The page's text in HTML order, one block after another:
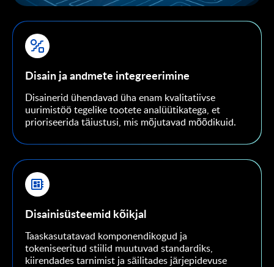
Disain ja andmete integreerimine
Disainerid ühendavad üha enam kvalitatiivse
uurimistöö tegelike tootete analüütikatega, et
prioriseerida täiustusi, mis mõjutavad mõõdikuid.
Disainisüsteemid kõikjal
Taaskasutatavad komponendikogud ja
tokeniseeritud stiilid muutuvad standardiks,
kiirendades tarnimist ja säilitades järjepidevuse